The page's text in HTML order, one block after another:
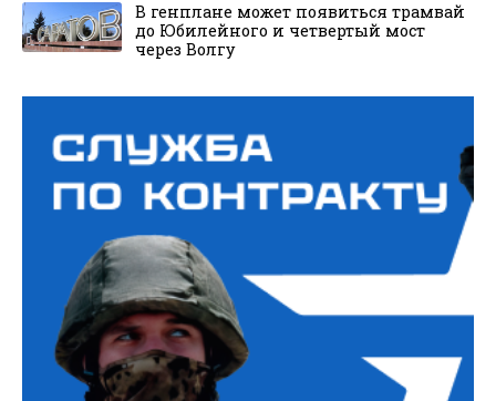
В генплане может появиться трамвай
до Юбилейного и четвертый мост
через Волгу